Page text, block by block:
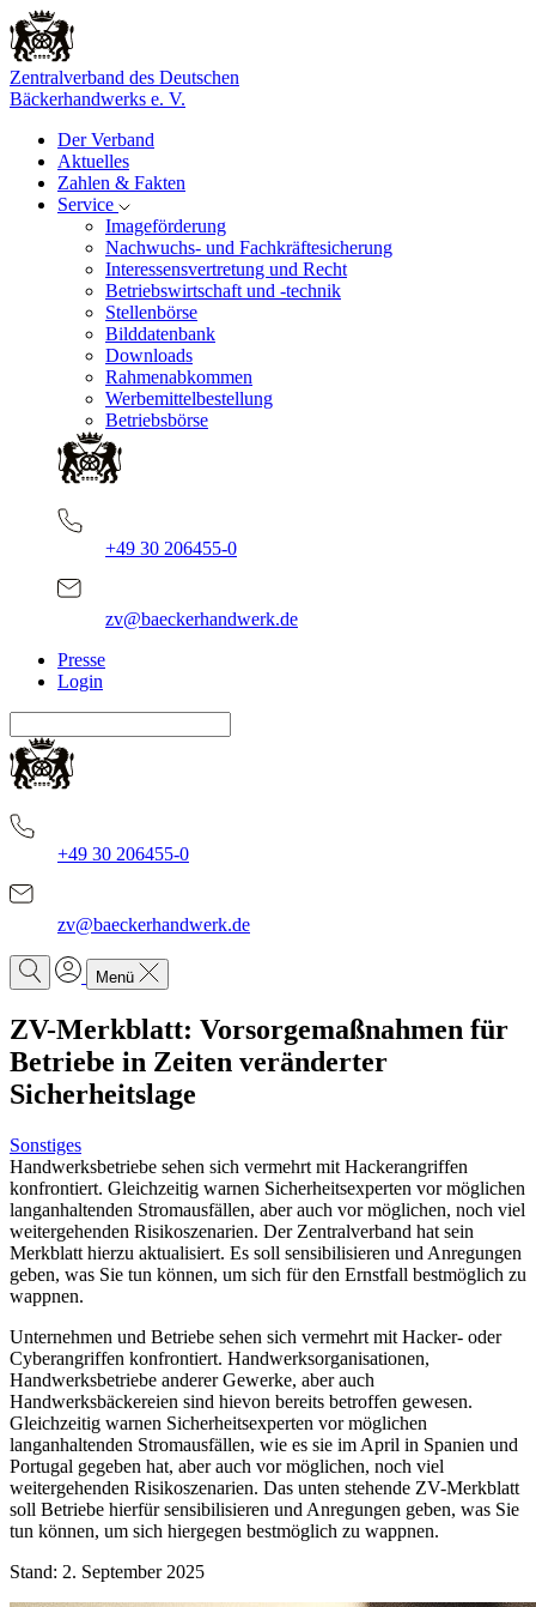
Zentralverband des Deutschen
Bäckerhandwerks e. V.
Der Verband
Aktuelles
Zahlen & Fakten
Service
Imageförderung
Nachwuchs- und Fachkräftesicherung
Interessensvertretung und Recht
Betriebswirtschaft und -technik
Stellenbörse
Bilddatenbank
Downloads
Rahmenabkommen
Werbemittelbestellung
Betriebsbörse
+49 30 206455-0
zv@baeckerhandwerk.de
Presse
Login
+49 30 206455-0
zv@baeckerhandwerk.de
Menü
ZV-Merkblatt: Vorsorgemaßnahmen für
Betriebe in Zeiten veränderter
Sicherheitslage
Sonstiges
Handwerksbetriebe sehen sich vermehrt mit Hackerangriffen
konfrontiert. Gleichzeitig warnen Sicherheitsexperten vor möglichen
langanhaltenden Stromausfällen, aber auch vor möglichen, noch viel
weitergehenden Risikoszenarien. Der Zentralverband hat sein
Merkblatt hierzu aktualisiert. Es soll sensibilisieren und Anregungen
geben, was Sie tun können, um sich für den Ernstfall bestmöglich zu
wappnen.
Unternehmen und Betriebe sehen sich vermehrt mit Hacker- oder
Cyberangriffen konfrontiert. Handwerksorganisationen,
Handwerksbetriebe anderer Gewerke, aber auch
Handwerksbäckereien sind hievon bereits betroffen gewesen.
Gleichzeitig warnen Sicherheitsexperten vor möglichen
langanhaltenden Stromausfällen, wie es sie im April in Spanien und
Portugal gegeben hat, aber auch vor möglichen, noch viel
weitergehenden Risikoszenarien. Das unten stehende ZV-Merkblatt
soll Betriebe hierfür sensibilisieren und Anregungen geben, was Sie
tun können, um sich hiergegen bestmöglich zu wappnen.
Stand: 2. September 2025